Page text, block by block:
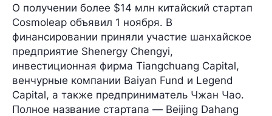
О получении более $14 млн китайский стартап
Cosmoleap объявил 1 ноября. В
финансировании приняли участие шанхайское
предприятие Shenergy Chengyi,
инвестиционная фирма Tiangchuang Capital,
венчурные компании Baiyan Fund и Legend
Capital, а также предприниматель Чжан Чао.
Полное название стартапа — Beijing Dahang